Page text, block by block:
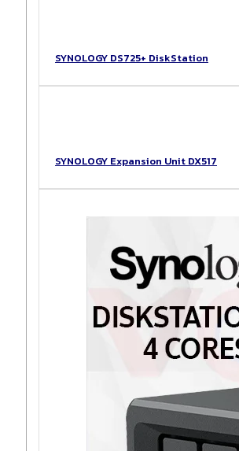
SYNOLOGY DS725+ DiskStation
SYNOLOGY Expansion Unit DX517